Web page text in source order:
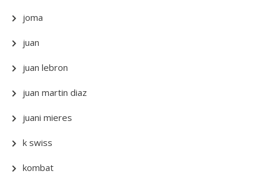
joma
juan
juan lebron
juan martin diaz
juani mieres
k swiss
kombat